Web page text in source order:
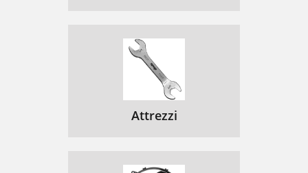
Attrezzi